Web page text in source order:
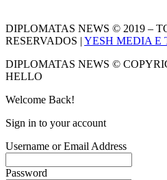
DIPLOMATAS NEWS © 2019 –
RESERVADOS | YESH MEDIA E
DIPLOMATAS NEWS ©
HELLO
Welcome Back!
Sign in to your account
Username or Email Address
Password